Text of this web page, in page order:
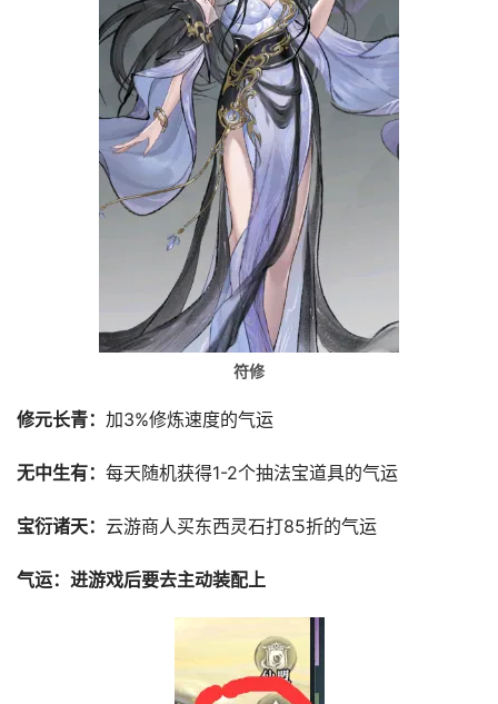
符修
修元长青： 加3%修炼速度的气运
无中生有： 每天随机获得1-2个抽法宝道具的气运
宝衍诸天： 云游商人买东西灵石打85折的气运
气运：进游戏后要去主动装配上